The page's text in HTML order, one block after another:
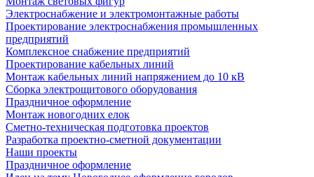
Электроснабжение и электромонтажные работы
Проектирование электроснабжения промышленных
предприятий
Комплексное снабжение предприятий
Проектирование кабельных линий
Монтаж кабельных линий напряжением до 10 кВ
Сборка электрощитового оборудования
Праздничное оформление
Монтаж новогодних елок
Сметно-техническая подготовка проектов
Разработка проектно-сметной документации
Наши проекты
Праздничное оформление